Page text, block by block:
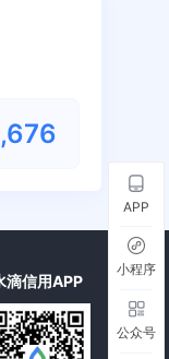
滴信用APP
APP
小程序
公众号